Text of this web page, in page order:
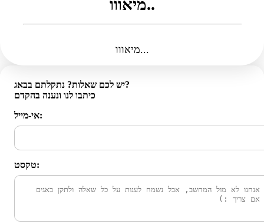
מיאווו..
מיאווו...
יש לכם שאלות? נתקלתם בבאג?
כיתבו לנו ונענה בהקדם
אי-מייל:
טקסט: